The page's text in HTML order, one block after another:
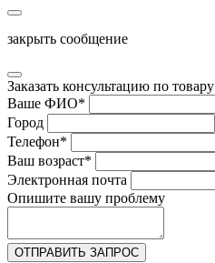
закрыть сообщение
Заказать консультацию по товару
Ваше ФИО*
Город
Телефон*
Ваш возраст*
Электронная почта
Опишите вашу проблему
ОТПРАВИТЬ ЗАПРОС